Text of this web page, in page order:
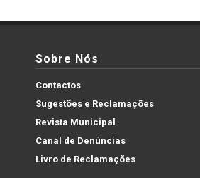
Sobre Nós
Contactos
Sugestões e Reclamações
Revista Municipal
Canal de Denúncias
Livro de Reclamações